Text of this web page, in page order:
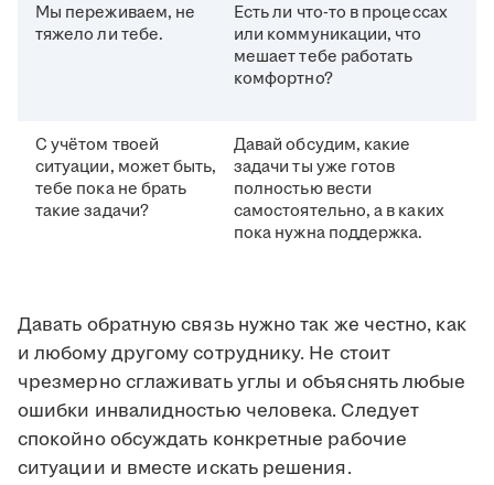
Мы переживаем, не
тяжело ли тебе.
Есть ли что-то в процессах
или коммуникации, что
мешает тебе работать
комфортно?
С учётом твоей
ситуации, может быть,
тебе пока не брать
такие задачи?
Давай обсудим, какие
задачи ты уже готов
полностью вести
самостоятельно, а в каких
пока нужна поддержка.
Давать обратную связь нужно так же честно, как
и любому другому сотруднику. Не стоит
чрезмерно сглаживать углы и объяснять любые
ошибки инвалидностью человека. Следует
спокойно обсуждать конкретные рабочие
ситуации и вместе искать решения.